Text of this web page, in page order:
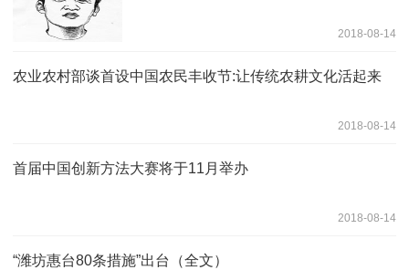
2018-08-14
农业农村部谈首设中国农民丰收节:让传统农耕文化活起来
2018-08-14
首届中国创新方法大赛将于11月举办
2018-08-14
“潍坊惠台80条措施”出台（全文）